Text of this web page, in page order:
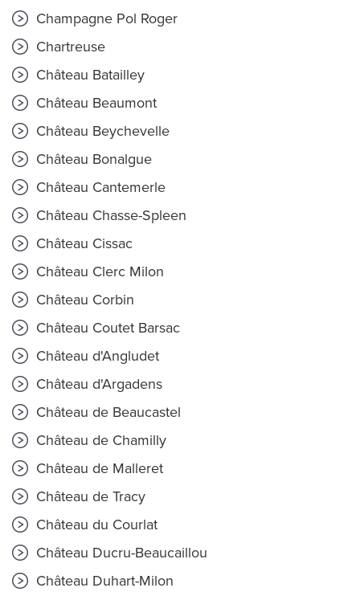
Champagne Pol Roger
Chartreuse
Château Batailley
Château Beaumont
Château Beychevelle
Château Bonalgue
Château Cantemerle
Château Chasse-Spleen
Château Cissac
Château Clerc Milon
Château Corbin
Château Coutet Barsac
Château d'Angludet
Château d'Argadens
Château de Beaucastel
Château de Chamilly
Château de Malleret
Château de Tracy
Château du Courlat
Château Ducru-Beaucaillou
Château Duhart-Milon